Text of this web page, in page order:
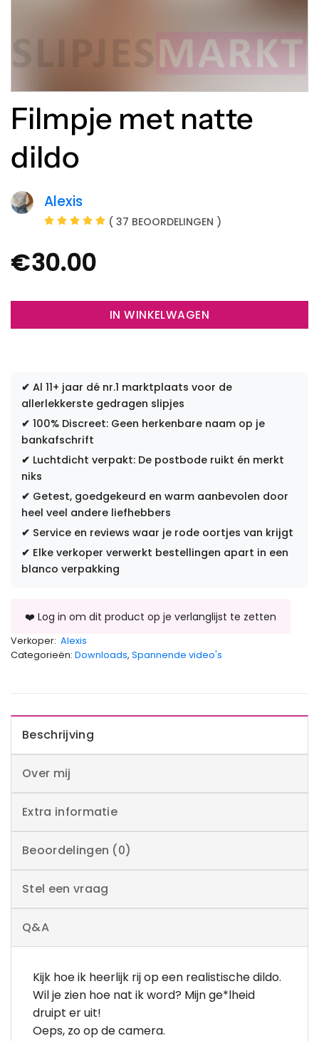
Filmpje met natte
dildo
Alexis
( 37 BEOORDELINGEN )
€30.00
IN WINKELWAGEN
✔ Al 11+ jaar dé nr.1 marktplaats voor de
allerlekkerste gedragen slipjes
✔ 100% Discreet: Geen herkenbare naam op je
bankafschrift
✔ Luchtdicht verpakt: De postbode ruikt én merkt
niks
✔ Getest, goedgekeurd en warm aanbevolen door
heel veel andere liefhebbers
✔ Service en reviews waar je rode oortjes van krijgt
✔ Elke verkoper verwerkt bestellingen apart in een
blanco verpakking
Verkoper: Alexis
Categorieën: Downloads, Spannende video's
Beschrijving
Over mij
Extra informatie
Beoordelingen (0)
Stel een vraag
Q&A
Kijk hoe ik heerlijk rij op een realistische dildo.
Wil je zien hoe nat ik word? Mijn ge*lheid
druipt er uit!
Oeps, zo op de camera.